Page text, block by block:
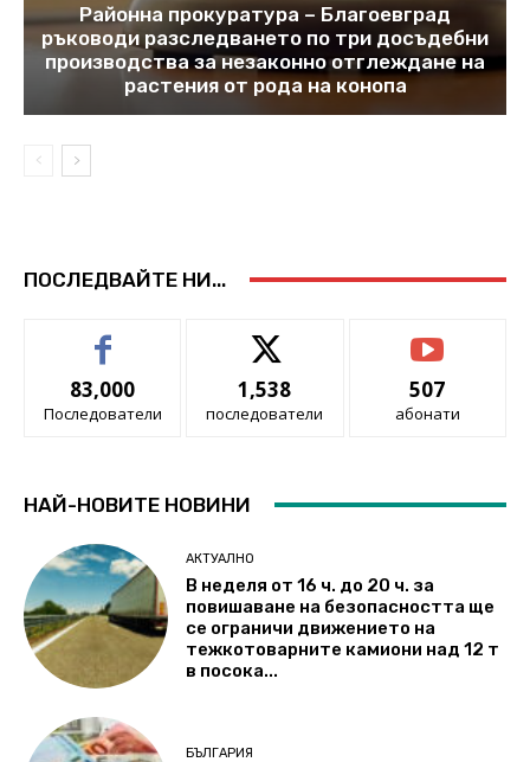
Районна прокуратура – Благоевград
ръководи разследването по три досъдебни
производства за незаконно отглеждане на
растения от рода на конопа
ПОСЛЕДВАЙТЕ НИ...
83,000
Последователи
1,538
последователи
507
абонати
НАЙ-НОВИТЕ НОВИНИ
АКТУАЛНО
В неделя от 16 ч. до 20 ч. за
повишаване на безопасността ще
се ограничи движението на
тежкотоварните камиони над 12 т
в посока...
БЪЛГАРИЯ